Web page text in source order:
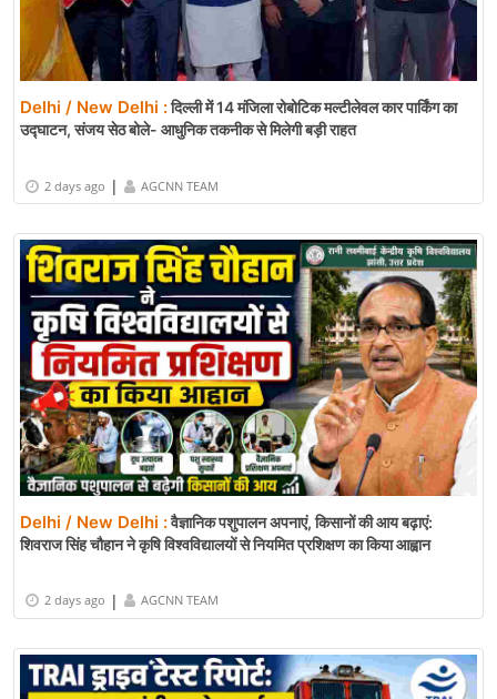
Delhi / New Delhi :दिल्ली में 14 मंजिला रोबोटिक मल्टीलेवल कार पार्किंग का
उद्घाटन, संजय सेठ बोले- आधुनिक तकनीक से मिलेगी बड़ी राहत
2 days ago | AGCNN TEAM
Delhi / New Delhi :वैज्ञानिक पशुपालन अपनाएं, किसानों की आय बढ़ाएं:
शिवराज सिंह चौहान ने कृषि विश्वविद्यालयों से नियमित प्रशिक्षण का किया आह्वान
2 days ago | AGCNN TEAM